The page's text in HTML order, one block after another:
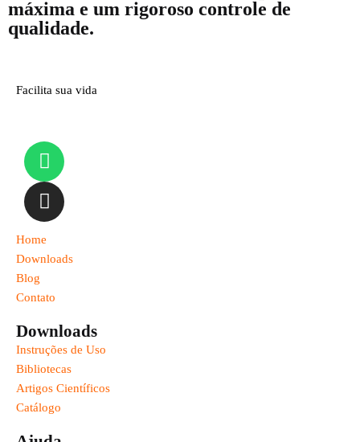
máxima e um rigoroso controle de
qualidade.
Facilita sua vida
Home
Downloads
Blog
Contato
Downloads
Instruções de Uso
Bibliotecas
Artigos Científicos
Catálogo